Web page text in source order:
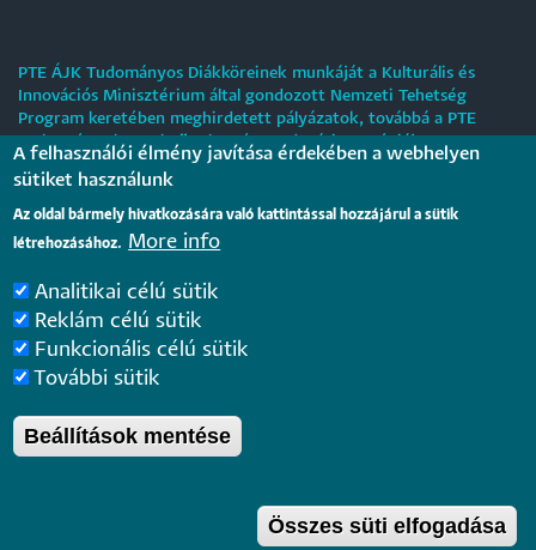
PTE ÁJK Tudományos Diákköreinek munkáját a Kulturális és
Innovációs Minisztérium által gondozott Nemzeti Tehetség
Program keretében meghirdetett pályázatok, továbbá a PTE
„Tehetségre hangolva” tehetséggondozási stratégiája
támogatják.
Tájékoztatás nyári működési rendről
2026. július 31.
Internationale rechtsvergleichende Konferenz für junge
Juristinnen und Juristen in Győr – Bewerbungsfrist: 25.
August 2026
2026. július 28.
és Innovációs Igazgatóság|Portál csoport- 2020.
A felhasználói élmény javítása érdekében a webhelyen
sütiket használunk
Az oldal bármely hivatkozására való kattintással hozzájárul a sütik
létrehozásához. More info
Analitikai célú sütik
Reklám célú sütik
Funkcionális célú sütik
További sütik
Beállítások mentése
Összes süti elfogadása